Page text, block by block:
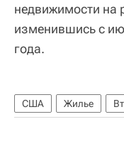
недвижимости на
изменившись с
года.
США Жилье